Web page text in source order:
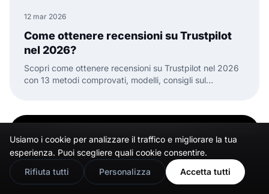
12 mar 2026
Come ottenere recensioni su Trustpilot
nel 2026?
Scopri come ottenere recensioni su Trustpilot nel 2026
con 13 metodi comprovati, modelli, consigli sul
Usiamo i cookie per analizzare il traffico e migliorare la tua
esperienza. Puoi scegliere quali cookie consentire.
Rifiuta tutti
Personalizza Accetta tutti
🇬🇧 Would you prefer this site in English?
View in English